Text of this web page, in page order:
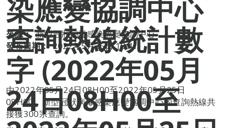
染應變協調中心
查詢熱線統計數
字 (2022年05月
24日08H00至
來源： 新型冠狀病毒感染應變協調中心
發布日期： 2022年5月25日 10:41
由2022年05月24日08H00至2022年05月25日
08H00，新型冠狀病毒感染應變協調中心的查詢熱線共
接獲300宗查詢。